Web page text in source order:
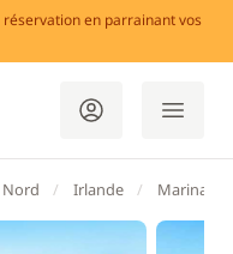
en parrainant vos
Irlande Marina